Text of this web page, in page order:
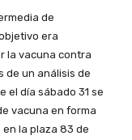
de
era
la vacuna contra
de un análisis de
el día sábado 31 se
vacuna en forma
la plaza 83 de